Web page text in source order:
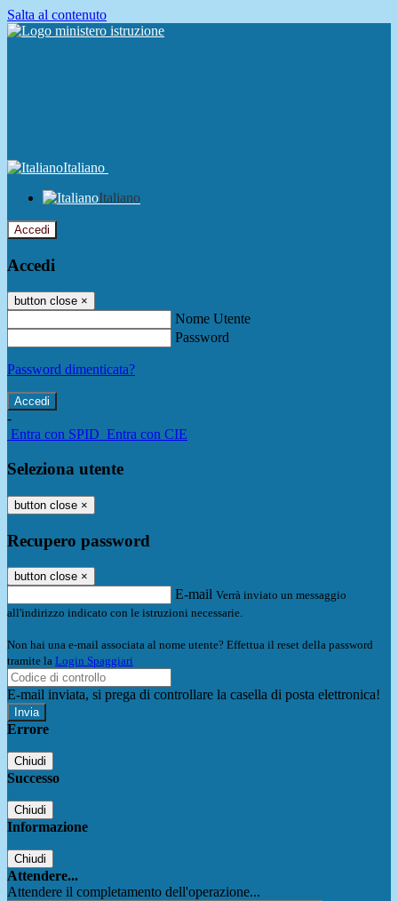
Salta al contenuto
Italiano
Italiano
Accedi
Accedi
button close ×
Nome Utente
Password
Password dimenticata?
-
Entra con SPID Entra con CIE
Seleziona utente
button close ×
Recupero password
button close ×
E-mail Verrà inviato un messaggio
all'indirizzo indicato con le istruzioni necessarie.
Non hai una e-mail associata al nome utente? Effettua il reset della password
tramite la Login Spaggiari
E-mail inviata, si prega di controllare la casella di posta elettronica!
Errore
Chiudi
Successo
Chiudi
Informazione
Chiudi
Attendere...
Attendere il completamento dell'operazione...